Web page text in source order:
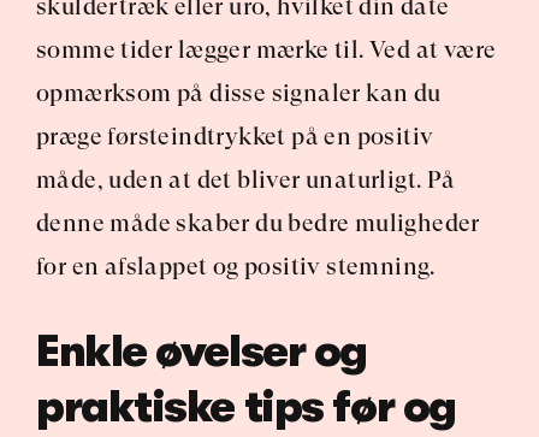
skuldertræk eller uro, hvilket din date
somme tider lægger mærke til. Ved at være
opmærksom på disse signaler kan du
præge førsteindtrykket på en positiv
måde, uden at det bliver unaturligt. På
denne måde skaber du bedre muligheder
for en afslappet og positiv stemning.
Enkle øvelser og
praktiske tips før og